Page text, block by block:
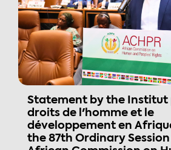
Statement by the Institut
droits de l'homme et le
développement en
the 87th Ordinary